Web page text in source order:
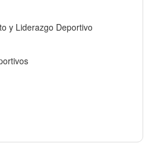
y Liderazgo Deportivo